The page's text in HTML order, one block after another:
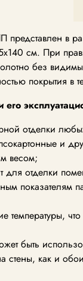
представлен в
см. При
без
покрытия в
отделки
и
весом;
для отделки
показателям
температуры,
быть
стены, как и